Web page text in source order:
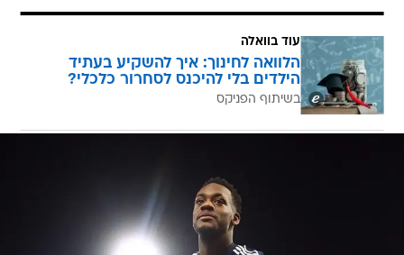
עוד בוואלה
הלוואה לחינוך: איך להשקיע בעתיד
הילדים בלי להיכנס לסחרור כלכלי?
בשיתוף הפניקס